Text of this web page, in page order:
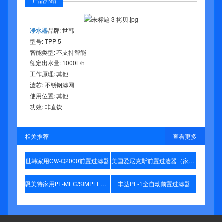
净水器品牌: 世韩
型号: TPP-5
智能类型: 不支持智能
额定出水量: 1000L/h
工作原理: 其他
滤芯: 不锈钢滤网
使用位置: 其他
功效: 非直饮
相关推荐 查看更多
世韩家用CW-Q2000前置过滤器 美国爱尼克斯前置过滤器（家用软净水机配套使用）
恩美特家用PF-MEC/SIMPLE前置过滤器 丰达PF-1全自动前置过滤器